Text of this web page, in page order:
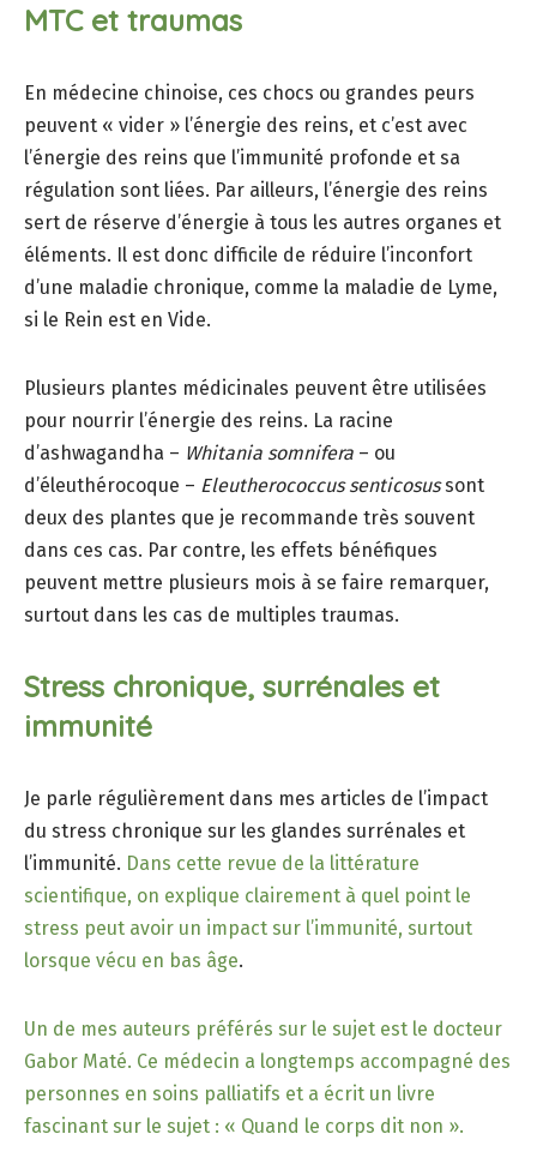
MTC et traumas
En médecine chinoise, ces chocs ou grandes peurs
peuvent « vider » l’énergie des reins, et c’est avec
l’énergie des reins que l’immunité profonde et sa
régulation sont liées. Par ailleurs, l’énergie des reins
sert de réserve d’énergie à tous les autres organes et
éléments. Il est donc difficile de réduire l’inconfort
d’une maladie chronique, comme la maladie de Lyme,
si le Rein est en Vide.
Plusieurs plantes médicinales peuvent être utilisées
pour nourrir l’énergie des reins. La racine
d’ashwagandha – Whitania somnifera – ou
d’éleuthérocoque – Eleutherococcus senticosussont
deux des plantes que je recommande très souvent
dans ces cas. Par contre, les effets bénéfiques
peuvent mettre plusieurs mois à se faire remarquer,
surtout dans les cas de multiples traumas.
Stress chronique, surrénales et
immunité
Je parle régulièrement dans mes articles de l’impact
du stress chronique sur les glandes surrénales et
l’immunité. Dans cette revue de la littérature
scientifique, on explique clairement à quel point le
stress peut avoir un impact sur l’immunité, surtout
lorsque vécu en bas âge.
Un de mes auteurs préférés sur le sujet est le docteur
Gabor Maté. Ce médecin a longtemps accompagné des
personnes en soins palliatifs et a écrit un livre
fascinant sur le sujet : « Quand le corps dit non ».